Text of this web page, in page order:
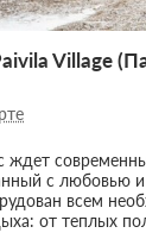
Village
ждет
с любовью
всем
от теплых